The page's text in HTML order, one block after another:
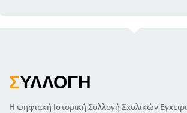
ΣΥΛΛΟΓΉ
Η ψηφιακή Ιστορική Συλλογή Σχολικών